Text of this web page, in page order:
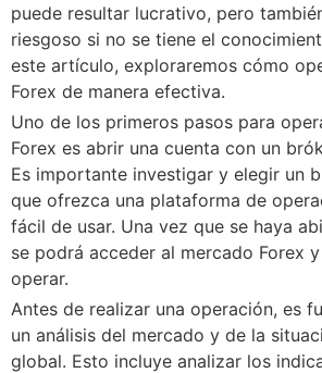
puede resultar lucrativo, pero
riesgoso si no se tiene el
este artículo, exploraremos cómo
Forex de manera efectiva.
Uno de los primeros pasos para
Forex es abrir una cuenta con un
Es importante investigar y elegir un
que ofrezca una plataforma de
fácil de usar. Una vez que se haya
se podrá acceder al mercado Forex y
operar.
Antes de realizar una operación, es
un análisis del mercado y de la
global. Esto incluye analizar los